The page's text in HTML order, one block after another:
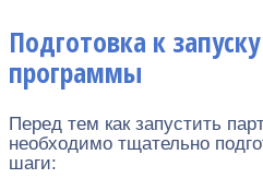
Подготовка к
программы
Перед тем как запустить
необходимо тщательно
шаги: